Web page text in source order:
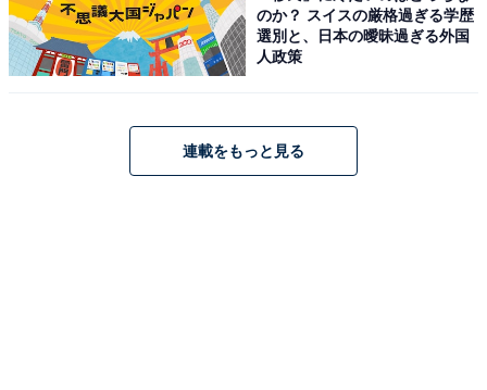
合理的にあり得ない 探偵・上水流涼子の解明
のか？ スイスの厳格過ぎる学歴
選別と、日本の曖昧過ぎる外国
人政策
連載をもっと見る